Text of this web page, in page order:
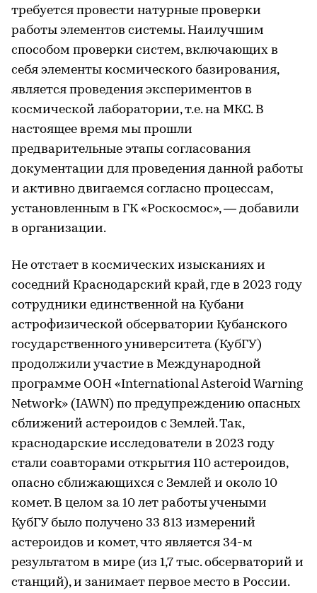
требуется провести натурные проверки
работы элементов системы. Наилучшим
способом проверки систем, включающих в
себя элементы космического базирования,
является проведения экспериментов в
космической лаборатории, т.е. на МКС. В
настоящее время мы прошли
предварительные этапы согласования
документации для проведения данной работы
и активно двигаемся согласно процессам,
установленным в ГК «Роскосмос», — добавили
в организации.
Не отстает в космических изысканиях и
соседний Краснодарский край, где в 2023 году
сотрудники единственной на Кубани
астрофизической обсерватории Кубанского
государственного университета (КубГУ)
продолжили участие в Международной
программе ООН «International Asteroid Warning
Network» (IAWN) по предупреждению опасных
сближений астероидов с Землей. Так,
краснодарские исследователи в 2023 году
стали соавторами открытия 110 астероидов,
опасно сближающихся с Землей и около 10
комет. В целом за 10 лет работы учеными
КубГУ было получено 33 813 измерений
астероидов и комет, что является 34-м
результатом в мире (из 1,7 тыс. обсерваторий и
станций), и занимает первое место в России.